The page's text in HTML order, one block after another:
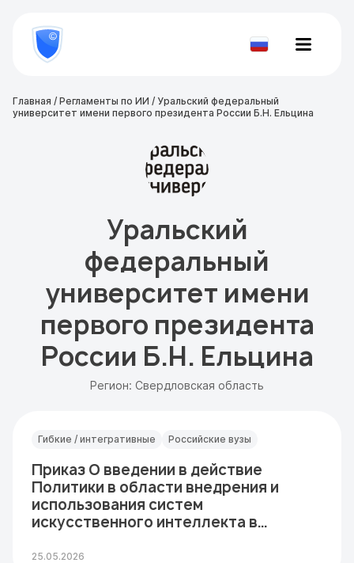
800
777-
81-Проверить
Главная / Регламенты по ИИ / Уральский федеральный
университет имени первого президента России Б.Н. Ельцина
Уральский
федеральный
университет имени
первого президента
России Б.Н. Ельцина
Регион: Свердловская область
Гибкие / интегративные Российские вузы
Приказ О введении в действие
Политики в области внедрения и
использования систем
искусственного интеллекта в…
25.05.2026